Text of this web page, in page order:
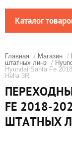
Каталог
Главная / Магазин /
штатных линз /
Hyundai Santa Fe
Hella 3R
FE 2018-
ШТАТНЫХ